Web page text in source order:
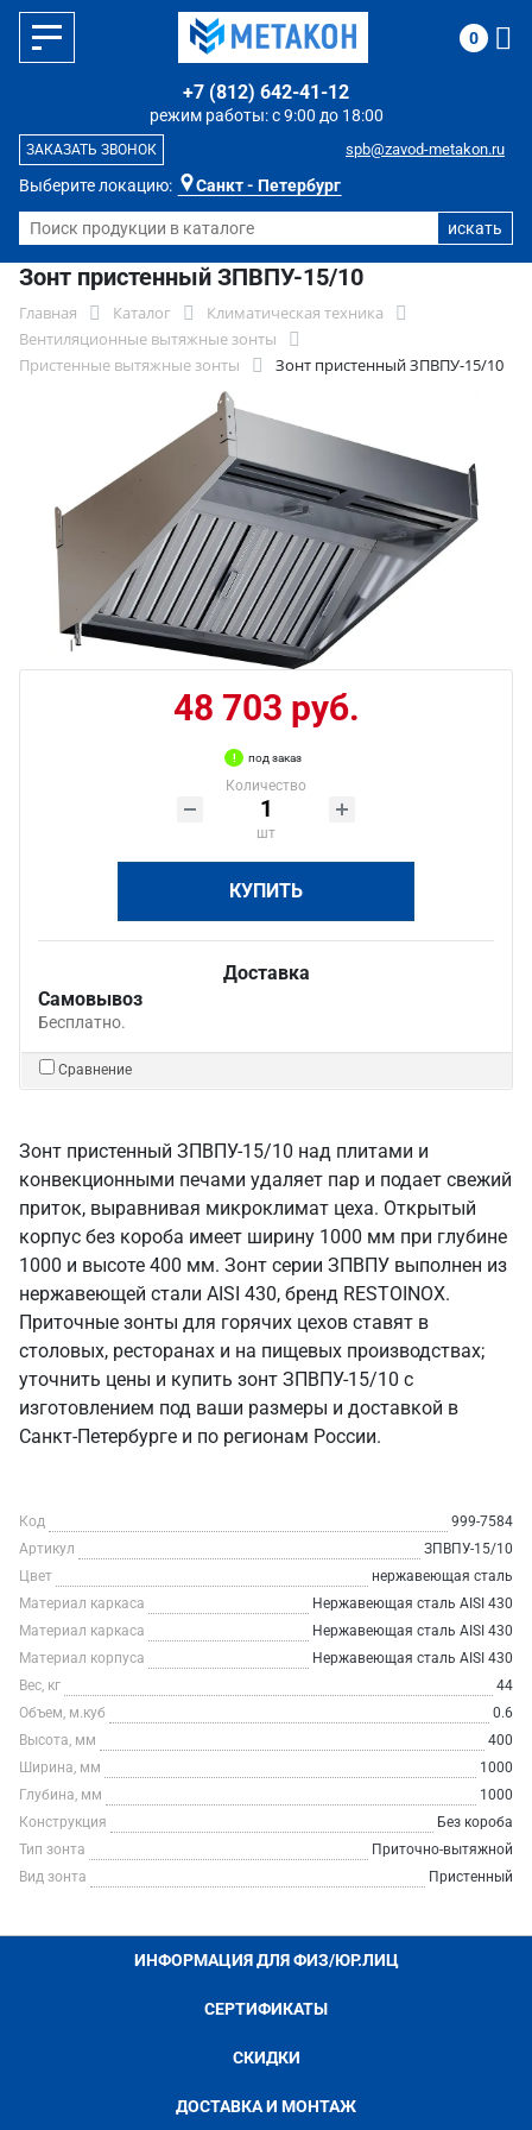
Выберите локацию: Санкт - Петербург
режим работы: с 9:00 до 18:00
+7 (812) 642-41-12
spb@zavod-metakon.ru
ЗАКАЗАТЬ ЗВОНОК
0
Зонт пристенный ЗПВПУ-15/10
Главная Каталог
Климатическая техника
Вентиляционные вытяжные зонты
Пристенные вытяжные зонты
Зонт пристенный ЗПВПУ-15/10
48 703 руб.
под заказ
Количество
шт
КУПИТЬ
Доставка
Самовывоз
Бесплатно.
Сравнение
Зонт пристенный ЗПВПУ-15/10 над плитами и
конвекционными печами удаляет пар и подает свежий
приток, выравнивая микроклимат цеха. Открытый
корпус без короба имеет ширину 1000 мм при глубине
1000 и высоте 400 мм. Зонт серии ЗПВПУ выполнен из
нержавеющей стали AISI 430, бренд RESTOINOX.
Приточные зонты для горячих цехов ставят в
столовых, ресторанах и на пищевых производствах;
уточнить цены и купить зонт ЗПВПУ-15/10 с
изготовлением под ваши размеры и доставкой в
Санкт‑Петербурге и по регионам России.
Код
999-7584
Артикул
ЗПВПУ-15/10
Цвет
нержавеющая сталь
Материал каркаса
Нержавеющая сталь AISI 430
Материал каркаса
Нержавеющая сталь AISI 430
Материал корпуса
Нержавеющая сталь AISI 430
Вес, кг
44
Объем, м.куб
0.6
Высота, мм
400
Ширина, мм
1000
Глубина, мм
1000
Конструкция
Без короба
Тип зонта
Приточно-вытяжной
Вид зонта
Пристенный
ИНФОРМАЦИЯ ДЛЯ ФИЗ/ЮР.ЛИЦ
СЕРТИФИКАТЫ
СКИДКИ
ДОСТАВКА И МОНТАЖ